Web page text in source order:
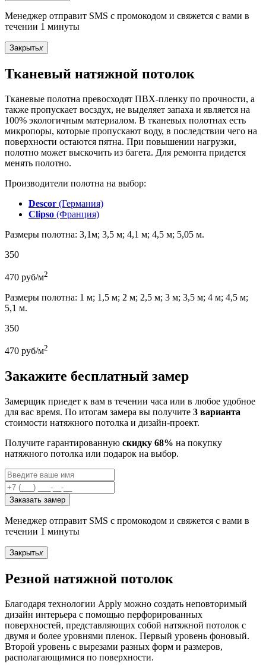
Менеджер отправит SMS с промокодом и свяжется с вами в
течении 1 минуты
Закрытьx
Тканевый натяжной потолок
Тканевые полотна превосходят ПВХ-пленку по прочности, а
также пропускает восздух, не выделяет запаха и является на
100% экологичным материалом. В тканевых полотнах есть
микропоры, которые пропускают воду, в последствии чего на
поверхности остаются пятна. При повышении нагрузки,
полотно может выскочить из багета. Для ремонта придется
менять полотно.
Производители полотна на выбор:
Descor (Германия)
Clipso (Франция)
Размеры полотна: 3,1м; 3,5 м; 4,1 м; 4,5 м; 5,05 м.
350
470 руб/м2
Размеры полотна: 1 м; 1,5 м; 2 м; 2,5 м; 3 м; 3,5 м; 4 м; 4,5 м;
5,1 м.
350
470 руб/м2
Закажите бесплатный замер
Замерщик приедет к вам в течении часа или в любое удобное
для вас время. По итогам замера вы получите 3 варианта
стоимости натяжного потолка и дизайн-проект.
Получите гарантированную скидку 68% на покупку
натяжного потолка или подарок на выбор.
Заказать замер
Менеджер отправит SMS с промокодом и свяжется с вами в
течении 1 минуты
Закрытьx
Резной натяжной потолок
Благодаря технологии Apply можно создать неповторимый
дизайн интерьера с помощью перфорированных
поверхностей, представляющих собой натяжной потолок с
двумя и более уровнями пленок. Первый уровень фоновый.
Второй уровень с вырезами разных форм и размеров,
располагающимися по поверхности.